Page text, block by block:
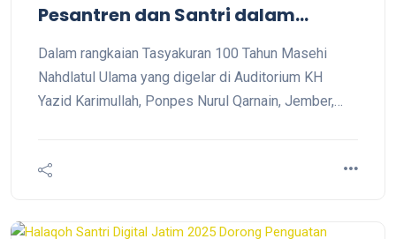
Pesantren dan Santri dalam
Dalam rangkaian Tasyakuran 100 Tahun Masehi
Nahdlatul Ulama yang digelar di Auditorium KH
Yazid Karimullah, Ponpes Nurul Qarnain, Jember,
menempatkan pesantren sebagai pusat